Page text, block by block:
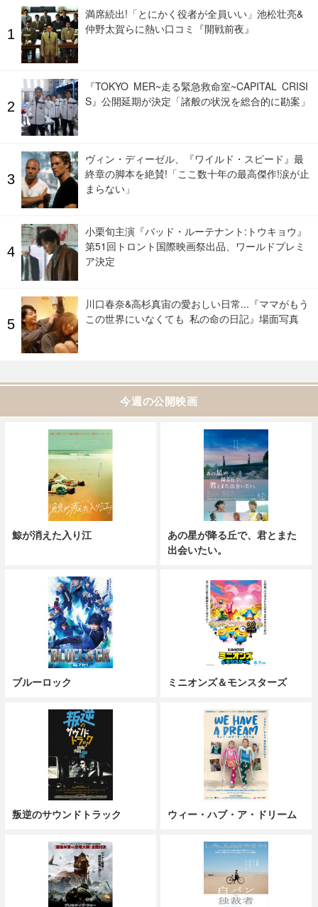
満席続出!「とにかく役者が全員いい」池松壮亮&
仲野太賀らに熱い口コミ『開戦前夜』
『TOKYO MER~走る緊急救命室~CAPITAL CRISI
S』公開延期が決定「諸般の状況を総合的に勘案」
ヴィン・ディーゼル、『ワイルド・スピード』最
終章の脚本を絶賛!「ここ数十年の最高傑作!涙が止
まらない」
小栗旬主演『バッド・ルーテナント:トウキョウ』
第51回トロント国際映画祭出品、ワールドプレミ
ア決定
川口春奈&高杉真宙の愛おしい日常...『ママがもう
この世界にいなくても 私の命の日記』場面写真
今週の公開映画
鯨が消えた入り江
あの星が降る丘で、君とまた
出会いたい。
ブルーロック ミニオンズ＆モンスターズ
叛逆のサウンドトラック ウィー・ハブ・ア・ドリーム